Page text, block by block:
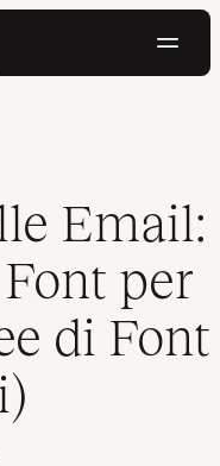
per le Email (e Idee di
Email:
per
di Font